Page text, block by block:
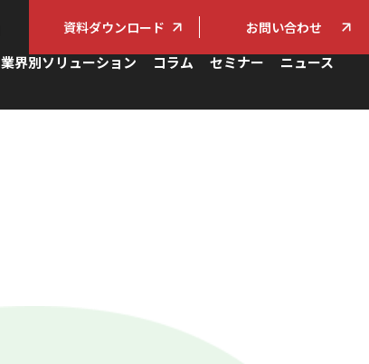
資料ダウンロード お問い合わせ
業界別ソリューション コラム セミナー ニュース